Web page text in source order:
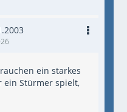
ein starkes
Stürmer spielt,